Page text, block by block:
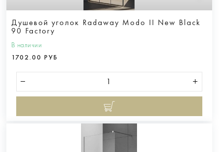
Душевой уголок Radaway Modo II New Black
90 Factory
В наличии
1702.00 РУБ